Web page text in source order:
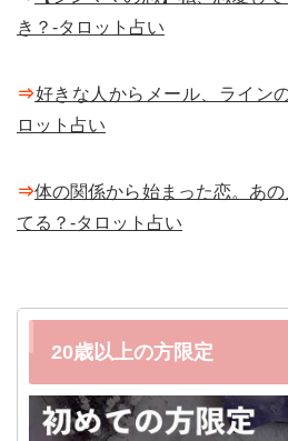
き？-タロット占い
⇒好きな人からメール、ライン
ロット占い
⇒体の関係から始まった恋。あ
てる？-タロット占い
20歳以上の方限定